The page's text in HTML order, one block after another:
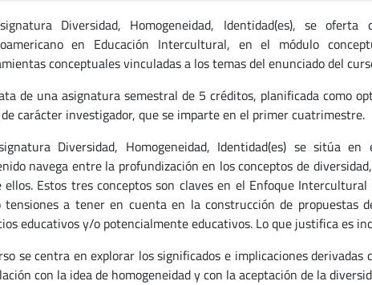
Diversidad, Homogeneidad, Identidad(es), se
en Educación Intercultural, en el módulo
conceptuales vinculadas a los temas del enunciado del
de una asignatura semestral de 5 créditos, planificada como
carácter investigador, que se imparte en el primer cuatrimestre.
Diversidad, Homogeneidad, Identidad(es) se sitúa
navega entre la profundización en los conceptos de
ellos. Estos tres conceptos son claves en el Enfoque
tensiones a tener en cuenta en la construcción de propuestas
educativos y/o potencialmente educativos. Lo que justifica es
se centra en explorar los significados e implicaciones
con la idea de homogeneidad y con la aceptación de la